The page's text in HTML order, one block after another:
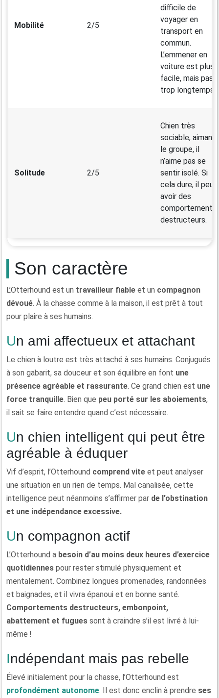
Mobilité 2/5
difficile de
voyager en
transport en
commun.
L’emmener en
voiture est plus
facile, mais pas
trop longtemps.
Solitude 2/5
Chien très
sociable, aimant
le groupe, il
n’aime pas se
sentir isolé. Si
cela dure, il peut
avoir des
comportements
destructeurs.
Son caractère
L’Otterhound est un travailleur fiable et un compagnon
dévoué. À la chasse comme à la maison, il est prêt à tout
pour plaire à ses humains.
Un ami affectueux et attachant
Le chien à loutre est très attaché à ses humains. Conjugués
à son gabarit, sa douceur et son équilibre en font une
présence agréable et rassurante. Ce grand chien est une
force tranquille. Bien que peu porté sur les aboiements,
il sait se faire entendre quand c’est nécessaire.
Un chien intelligent qui peut être
agréable à éduquer
Vif d’esprit, l’Otterhound comprend vite et peut analyser
une situation en un rien de temps. Mal canalisée, cette
intelligence peut néanmoins s’affirmer par de l’obstination
et une indépendance excessive.
Un compagnon actif
L’Otterhound a besoin d’au moins deux heures d’exercice
quotidiennes pour rester stimulé physiquement et
mentalement. Combinez longues promenades, randonnées
et baignades, et il vivra épanoui et en bonne santé.
Comportements destructeurs, embonpoint,
abattement et fugues sont à craindre s’il est livré à lui-
même !
Indépendant mais pas rebelle
Élevé initialement pour la chasse, l’Otterhound est
profondément autonome. Il est donc enclin à prendre ses